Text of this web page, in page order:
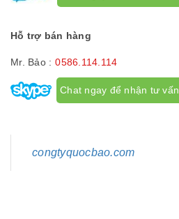
Hỗ trợ bán hàng
Mr. Bảo : 0586.114.114
Chat ngay để nhận tư vấn
congtyquocbao.com